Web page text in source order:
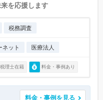
を応援します
税務調査
ネット 医療法人
理士在籍 料金・事例あり
料金・事例を見る